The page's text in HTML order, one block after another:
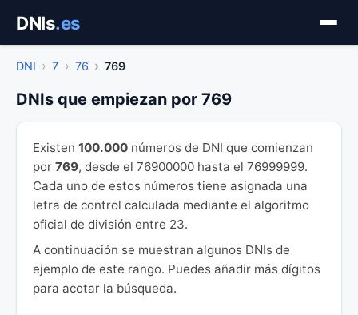
contenido
DNIs.es
DNI 7 76 769
DNIs que empiezan por 769
Existen 100.000 números de DNI que comienzan
por 769, desde el 76900000 hasta el 76999999.
Cada uno de estos números tiene asignada una
letra de control calculada mediante el algoritmo
oficial de división entre 23.
A continuación se muestran algunos DNIs de
ejemplo de este rango. Puedes añadir más dígitos
para acotar la búsqueda.